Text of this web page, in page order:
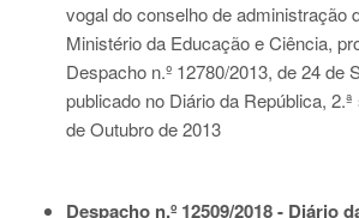
vogal do conselho de administração
Ministério da Educação e Ciência,
Despacho n.º 12780/2013, de 24 de
publicado no Diário da República, 2.ª
de Outubro de 2013
Despacho n.º 12509/2018 - Diário